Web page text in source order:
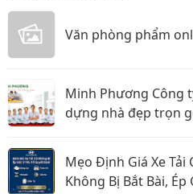
Văn phòng phẩm
Minh Phương Công
dựng nhà đẹp trọn
Mẹo Định Giá Xe Tải
Không Bị Bắt Bài, Ép